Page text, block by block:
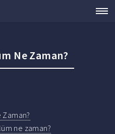
Ne Zaman?
Zaman?
ne zaman?